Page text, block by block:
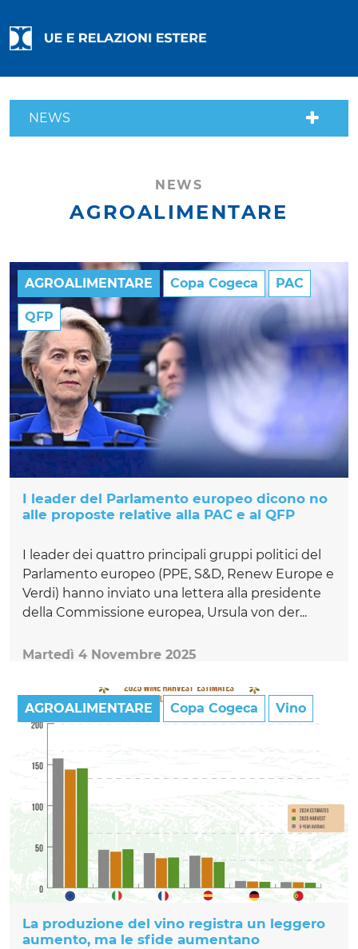
NEWS
NEWS
AGROALIMENTARE
AGROALIMENTARE Copa Cogeca PAC
QFP
I leader del Parlamento europeo dicono no
alle proposte relative alla PAC e al QFP
I leader dei quattro principali gruppi politici del
Parlamento europeo (PPE, S&D, Renew Europe e
Verdi) hanno inviato una lettera alla presidente
della Commissione europea, Ursula von der...
Martedì 4 Novembre 2025
AGROALIMENTARE Copa Cogeca Vino
La produzione del vino registra un leggero
aumento, ma le sfide aumentano